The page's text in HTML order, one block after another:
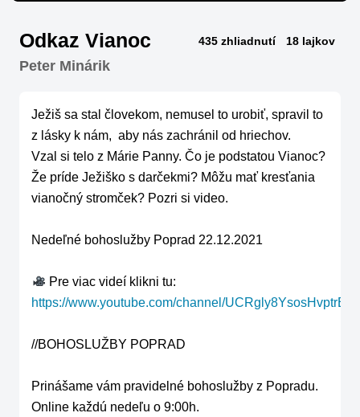
Odkaz Vianoc
Peter Minárik
435 zhliadnutí 18 lajkov
Ježiš sa stal človekom, nemusel to urobiť, spravil to
z lásky k nám,  aby nás zachránil od hriechov.
Vzal si telo z Márie Panny. Čo je podstatou Vianoc?
Že príde Ježiško s darčekmi? Môžu mať kresťania
vianočný stromček? Pozri si video.
Nedeľné bohoslužby Poprad 22.12.2021
Pre viac videí klikni tu:
https://www.youtube.com/channel/
//BOHOSLUŽBY POPRAD
Prinášame vám pravidelné bohoslužby z Popradu.
Online každú nedeľu o 9:00h.